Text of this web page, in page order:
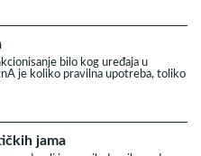
bilo kog uređaja u
je koliko pravilna upotreba, toliko
jama